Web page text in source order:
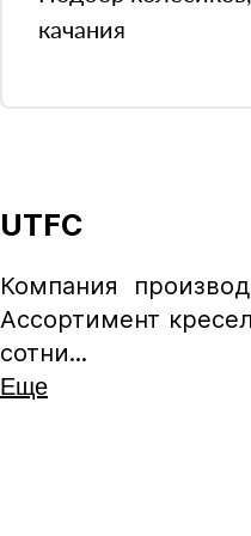
качания
Пластиковые
ламинат и паркет.
колёсики не нужны.
UTFC
Компания
Ассортимент
сотни...
Еще